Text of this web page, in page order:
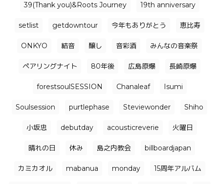
39(Thank you)&Roots Journey 19th anniversary
setlist getdowntour 今年もありがとう 恵比寿
ONKYO 結音 醸し 音彩酒 みんなの音楽祭
ペアリングナイト 80年後 広島原爆 長崎原爆
forestsoulSESSION Chanaleaf Isumi
Soulsession purtlephase Steviewonder Shiho
小坂忠 debutday acousticreverie 火曜日
晴れの日 休み 島之内教会 billboardjapan
カミカオル mabanua monday 15周年アルバム